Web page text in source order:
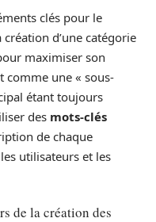
clés pour le
d’une catégorie
maximiser son
comme une « sous-
étant toujours
des mots-clés
de chaque
utilisateurs et les
de la création des